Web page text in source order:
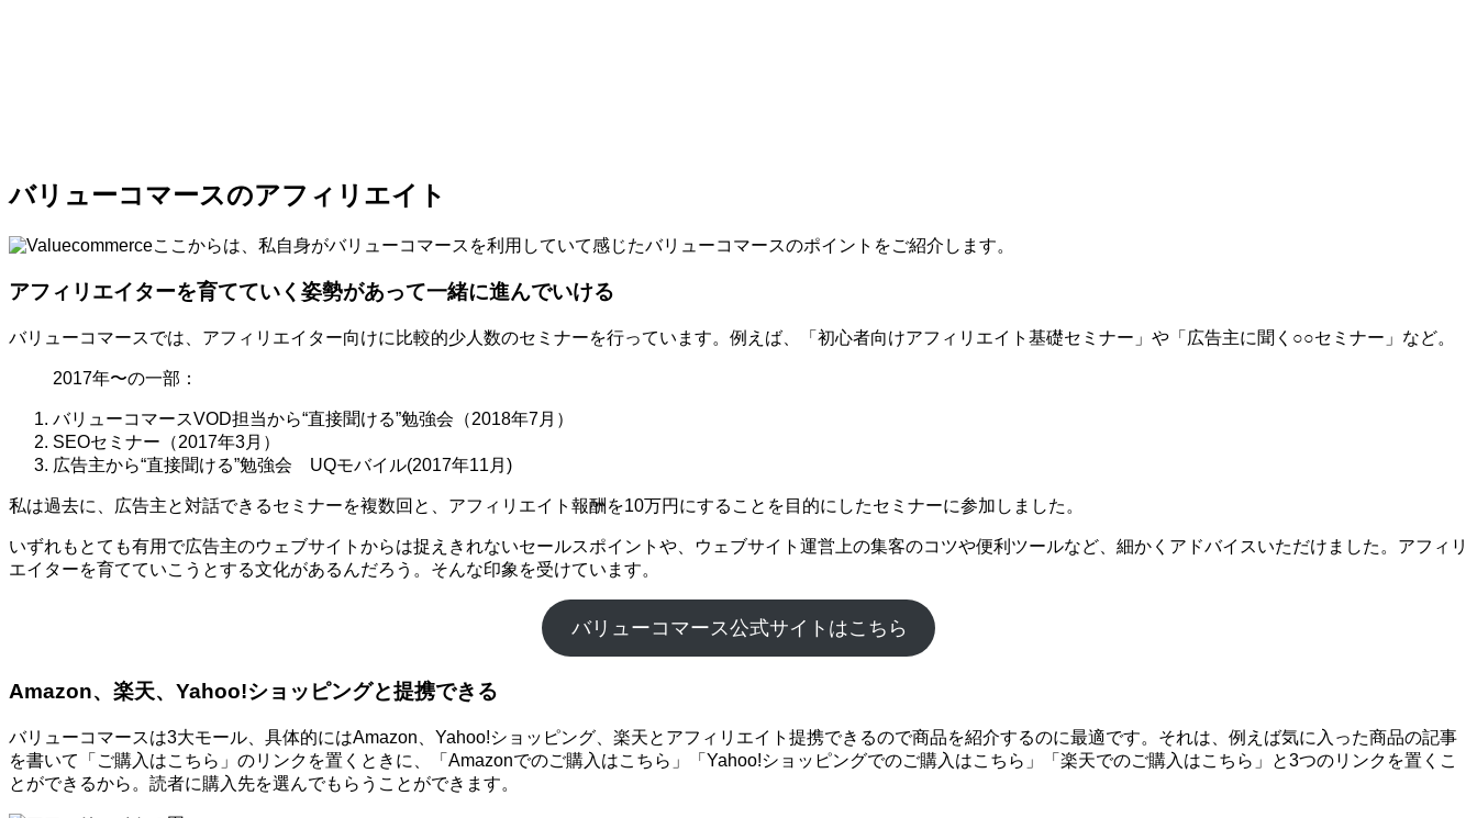
バリューコマースのアフィリエイト
ここからは、私自身がバリューコマースを利用していて感じたバリューコマースのポイントをご紹介します。
アフィリエイターを育てていく姿勢があって一緒に進んでいける
バリューコマースでは、アフィリエイター向けに比較的少人数のセミナーを行っています。例えば、「初心者向けアフィリエイト基礎セミナー」や「広告主に聞く○○セミナー」など。
2017年〜の一部：
バリューコマースVOD担当から“直接聞ける”勉強会（2018年7月）
SEOセミナー（2017年3月）
広告主から“直接聞ける”勉強会 UQモバイル(2017年11月)
私は過去に、広告主と対話できるセミナーを複数回と、アフィリエイト報酬を10万円にすることを目的にしたセミナーに参加しました。
いずれもとても有用で広告主のウェブサイトからは捉えきれないセールスポイントや、ウェブサイト運営上の集客のコツや便利ツールなど、細かくアドバイスいただけました。アフィリ
エイターを育てていこうとする文化があるんだろう。そんな印象を受けています。
バリューコマース公式サイトはこちら
Amazon、楽天、Yahoo!ショッピングと提携できる
バリューコマースは3大モール、具体的にはAmazon、Yahoo!ショッピング、楽天とアフィリエイト提携できるので商品を紹介するのに最適です。それは、例えば気に入った商品の記事
を書いて「ご購入はこちら」のリンクを置くときに、「Amazonでのご購入はこちら」「Yahoo!ショッピングでのご購入はこちら」「楽天でのご購入はこちら」と3つのリンクを置くこ
とができるから。読者に購入先を選んでもらうことができます。